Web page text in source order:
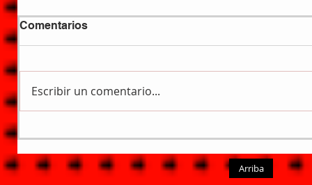
Comentarios
Escribir un comentario...
Arriba